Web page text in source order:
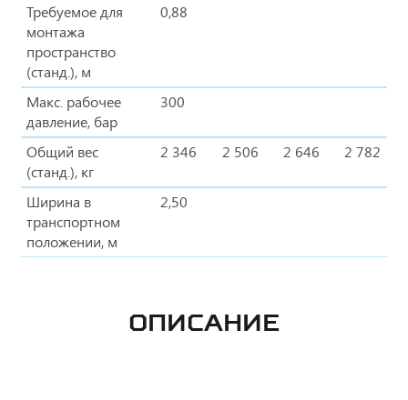
Требуемое для
монтажа
пространство
(станд.), м
0,88
Макс. рабочее
давление, бар
300
Общий вес
(станд.), кг
2 346 2 506 2 646 2 782
Ширина в
транспортном
положении, м
2,50
ОПИСАНИЕ